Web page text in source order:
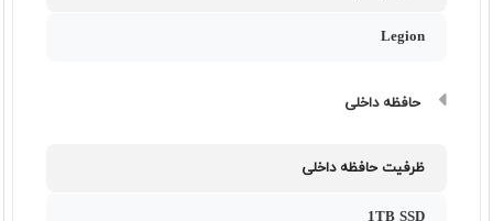
Legion
حافظه داخلی
ظرفیت حافظه داخلی